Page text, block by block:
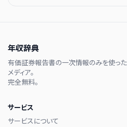
年収辞典
有価証券報告書の一次情報のみを使った
メディア。
完全無料。
サービス
サービスについて